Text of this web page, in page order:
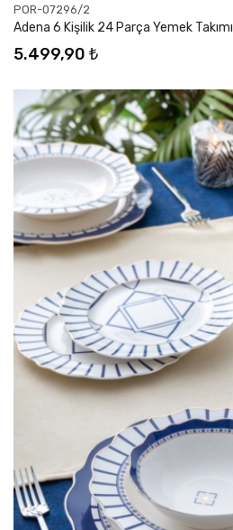
POR-07296/2
Adena 6 Kişilik 24 Parça Yemek Takımı
5.499,90 ₺